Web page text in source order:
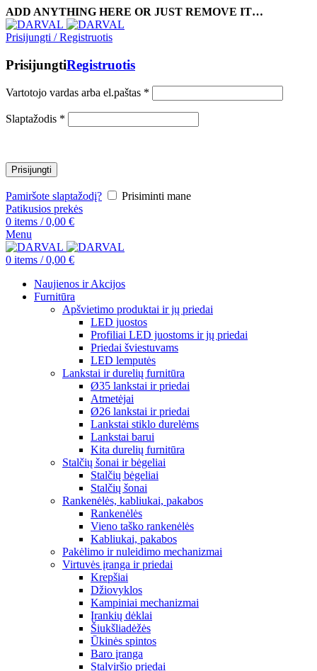
ADD ANYTHING HERE OR JUST REMOVE IT…
Prisijungti / Registruotis
PrisijungtiRegistruotis
Vartotojo vardas arba el.paštas *
Slaptažodis *
Prisijungti
Pamiršote slaptažodį?
Prisiminti mane
Patikusios prekės
0 items / 0,00 €
Menu
0 items / 0,00 €
Naujienos ir Akcijos
Furnitūra
Apšvietimo produktai ir jų priedai
LED juostos
Profiliai LED juostoms ir jų priedai
Priedai šviestuvams
LED lemputės
Lankstai ir durelių furnitūra
Ø35 lankstai ir priedai
Atmetėjai
Ø26 lankstai ir priedai
Lankstai stiklo durelėms
Lankstai barui
Kita durelių furnitūra
Stalčių šonai ir bėgeliai
Stalčių bėgeliai
Stalčių šonai
Rankenėlės, kabliukai, pakabos
Rankenėlės
Vieno taško rankenėlės
Kabliukai, pakabos
Pakėlimo ir nuleidimo mechanizmai
Virtuvės įranga ir priedai
Krepšiai
Džiovyklos
Kampiniai mechanizmai
Įrankių dėklai
Šiukšliadėžės
Ūkinės spintos
Baro įranga
Stalviršio priedai